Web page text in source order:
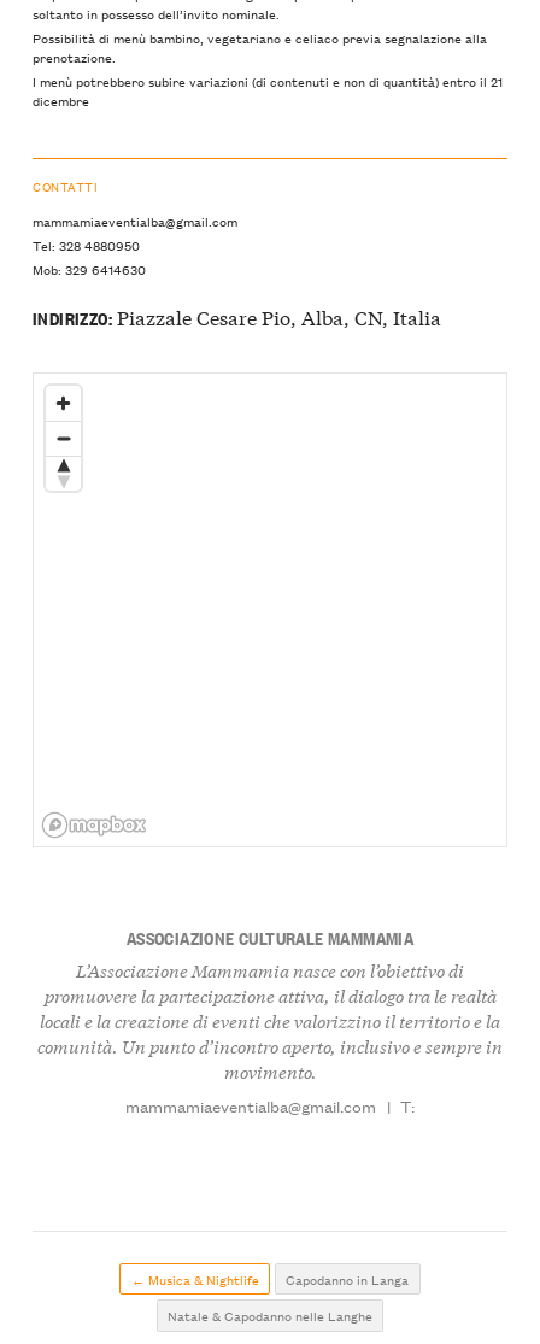
soltanto in possesso dell’invito nominale.
Possibilità di menù bambino, vegetariano e celiaco previa segnalazione alla
prenotazione.
I menù potrebbero subire variazioni (di contenuti e non di quantità) entro il 21
dicembre
CONTATTI
mammamiaeventialba@gmail.com
Tel: 328 4880950
Mob: 329 6414630
INDIRIZZO:Piazzale Cesare Pio, Alba, CN, Italia
ASSOCIAZIONE CULTURALE MAMMAMIA
L’Associazione Mammamia nasce con l’obiettivo di
promuovere la partecipazione attiva, il dialogo tra le realtà
locali e la creazione di eventi che valorizzino il territorio e la
comunità. Un punto d’incontro aperto, inclusivo e sempre in
movimento.
mammamiaeventialba@gmail.com | T:
← Musica & Nightlife
Capodanno in Langa
Natale & Capodanno nelle Langhe